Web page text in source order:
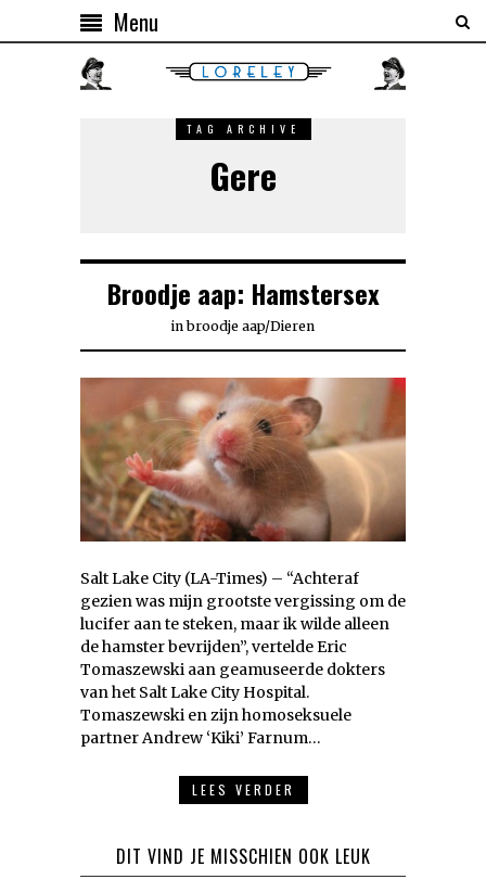
Menu
TAG ARCHIVE
Gere
Broodje aap: Hamstersex
in broodje aap/Dieren
Salt Lake City (LA-Times) – “Achteraf
gezien was mijn grootste vergissing om de
lucifer aan te steken, maar ik wilde alleen
de hamster bevrijden”, vertelde Eric
Tomaszewski aan geamuseerde dokters
van het Salt Lake City Hospital.
Tomaszewski en zijn homoseksuele
partner Andrew ‘Kiki’ Farnum…
LEES VERDER
DIT VIND JE MISSCHIEN OOK LEUK